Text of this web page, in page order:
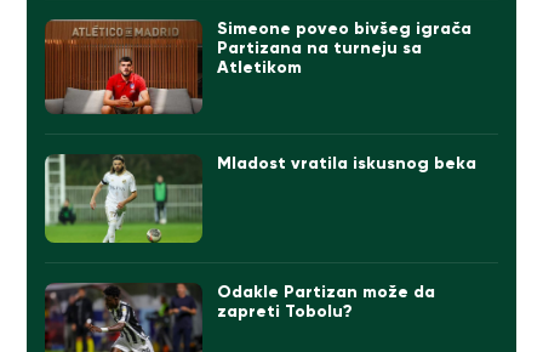
Simeone poveo bivšeg igrača
Partizana na turneju sa
Atletikom
Mladost vratila iskusnog beka
Odakle Partizan može da
zapreti Tobolu?